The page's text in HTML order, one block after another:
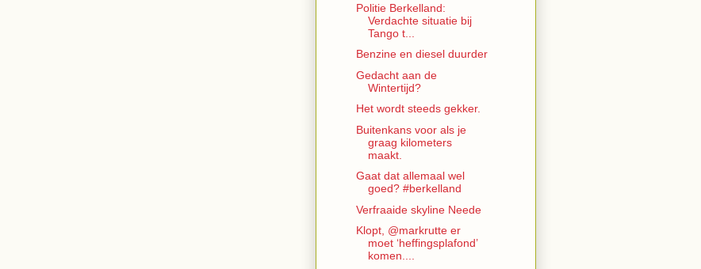
Politie Berkelland:
Verdachte situatie bij
Tango t...
Benzine en diesel duurder
Gedacht aan de
Wintertijd?
Het wordt steeds gekker.
Buitenkans voor als je
graag kilometers
maakt.
Gaat dat allemaal wel
goed? #berkelland
Verfraaide skyline Neede
Klopt, @markrutte er
moet ‘heffingsplafond’
komen....